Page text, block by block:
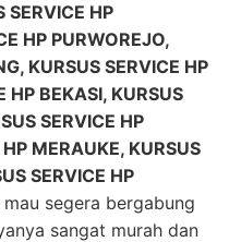
SERVICE HP
HP PURWOREJO,
KURSUS SERVICE HP
HP BEKASI, KURSUS
SERVICE HP
MERAUKE, KURSUS
SERVICE HP
segera bergabung
sangat murah dan